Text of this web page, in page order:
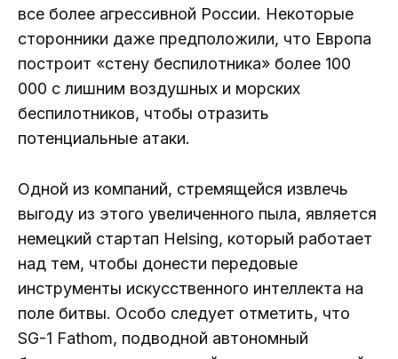
все более агрессивной России. Некоторые
сторонники даже предположили, что Европа
построит «стену беспилотника» более 100
000 с лишним воздушных и морских
беспилотников, чтобы отразить
потенциальные атаки.
Одной из компаний, стремящейся извлечь
выгоду из этого увеличенного пыла, является
немецкий стартап Helsing, который работает
над тем, чтобы донести передовые
инструменты искусственного интеллекта на
поле битвы. Особо следует отметить, что
SG-1 Fathom, подводной автономный